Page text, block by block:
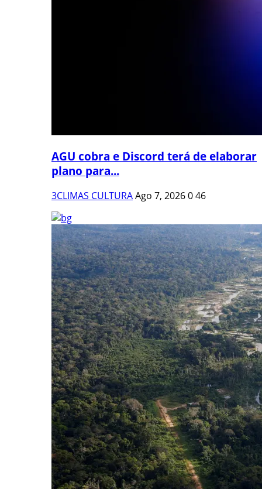
AGU cobra e Discord terá de elaborar
plano para...
3CLIMAS CULTURAAgo 7, 2026046